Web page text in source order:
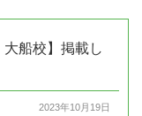
船校】掲載し
2023年10月19日